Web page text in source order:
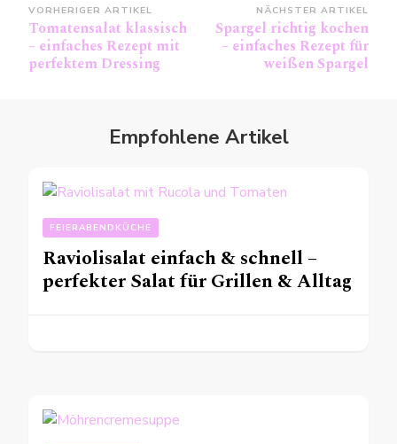
Beitragsnavigation
VORHERIGER ARTIKEL
Tomatensalat klassisch
– einfaches Rezept mit
perfektem Dressing
NÄCHSTER ARTIKEL
Spargel richtig kochen
– einfaches Rezept für
weißen Spargel
Empfohlene Artikel
FEIERABENDKÜCHE
Raviolisalat einfach & schnell –
perfekter Salat für Grillen & Alltag